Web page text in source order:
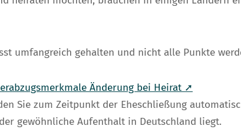
umfangreich gehalten und nicht alle Punkte
Änderung bei Heirat ➚
Sie zum Zeitpunkt der Eheschließung
gewöhnliche Aufenthalt in Deutschland liegt.